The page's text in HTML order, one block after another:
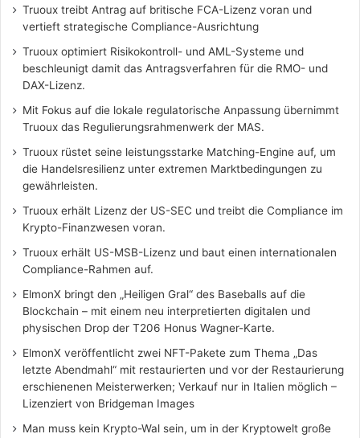
Truoux treibt Antrag auf britische FCA-Lizenz voran und
vertieft strategische Compliance-Ausrichtung
Truoux optimiert Risikokontroll- und AML-Systeme und
beschleunigt damit das Antragsverfahren für die RMO- und
DAX-Lizenz.
Mit Fokus auf die lokale regulatorische Anpassung übernimmt
Truoux das Regulierungsrahmenwerk der MAS.
Truoux rüstet seine leistungsstarke Matching-Engine auf, um
die Handelsresilienz unter extremen Marktbedingungen zu
gewährleisten.
Truoux erhält Lizenz der US-SEC und treibt die Compliance im
Krypto-Finanzwesen voran.
Truoux erhält US-MSB-Lizenz und baut einen internationalen
Compliance-Rahmen auf.
ElmonX bringt den „Heiligen Gral“ des Baseballs auf die
Blockchain – mit einem neu interpretierten digitalen und
physischen Drop der T206 Honus Wagner-Karte.
ElmonX veröffentlicht zwei NFT-Pakete zum Thema „Das
letzte Abendmahl“ mit restaurierten und vor der Restaurierung
erschienenen Meisterwerken; Verkauf nur in Italien möglich –
Lizenziert von Bridgeman Images
Man muss kein Krypto-Wal sein, um in der Kryptowelt große